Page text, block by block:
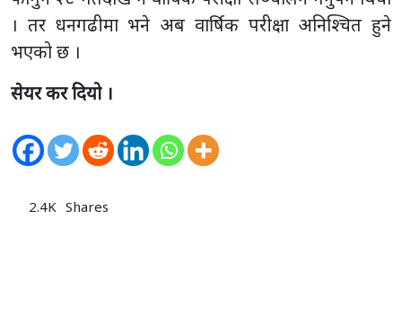
। तर धनगढीमा भने अब वार्षिक परीक्षा अनिश्चित हुने
भएको छ ।
सेयर कर दियो ।
2.4K Shares